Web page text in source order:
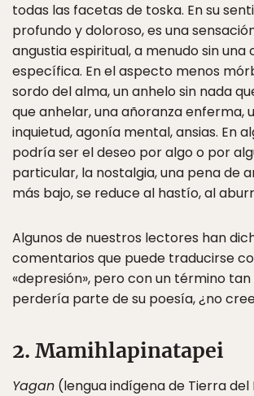
todas las facetas de toska. En su
profundo y doloroso, es una
angustia espiritual, a menudo sin una
específica. En el aspecto menos
sordo del alma, un anhelo sin nada
que anhelar, una añoranza enferma,
inquietud, agonía mental, ansias. En
podría ser el deseo por algo o por
particular, la nostalgia, una pena de
más bajo, se reduce al hastío, al
Algunos de nuestros lectores han
comentarios que puede traducirse
«depresión», pero con un término
perdería parte de su poesía, ¿no
2. Mamihlapinatapei
Yagan (lengua indígena de Tierra del